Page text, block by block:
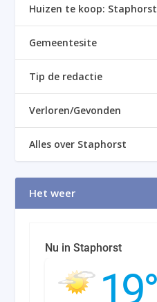
Huizen te koop: Staphorst
Gemeentesite
Tip de redactie
Verloren/Gevonden
Alles over Staphorst
Het weer